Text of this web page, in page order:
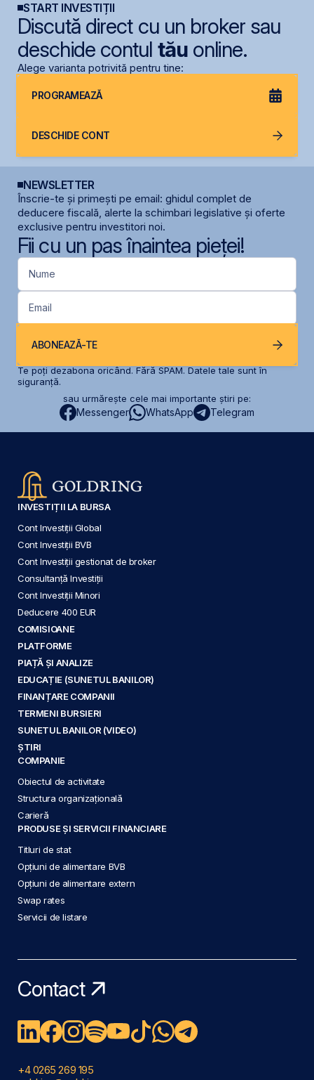
START INVESTIȚII
Discută direct cu un broker sau
deschide contul tăuonline.
Alege varianta potrivită pentru tine:
PROGRAMEAZĂ
DESCHIDE CONT
NEWSLETTER
Înscrie-te și primești pe email: ghidul complet de
deducere fiscală, alerte la schimbari legislative și oferte
exclusive pentru investitori noi.
Fii cu un pas înaintea pieței!
Nume
Email
ABONEAZĂ-TE
Te poți dezabona oricând. Fără SPAM. Datele tale sunt în
siguranță.
sau urmărește cele mai importante știri pe:
Messenger WhatsApp Telegram
INVESTIȚII LA BURSA
Cont Investiții Global
Cont Investiții BVB
Cont Investiții gestionat de broker
Consultanță Investiții
Cont Investiții Minori
Deducere 400 EUR
COMISIOANE
PLATFORME
PIAȚĂ ȘI ANALIZE
EDUCAȚIE (SUNETUL BANILOR)
FINANȚARE COMPANII
TERMENI BURSIERI
SUNETUL BANILOR (VIDEO)
ȘTIRI
COMPANIE
Obiectul de activitate
Structura organizațională
Carieră
PRODUSE ȘI SERVICII FINANCIARE
Titluri de stat
Opțiuni de alimentare BVB
Opțiuni de alimentare extern
Swap rates
Servicii de listare
Contact
+4 0265 269 195